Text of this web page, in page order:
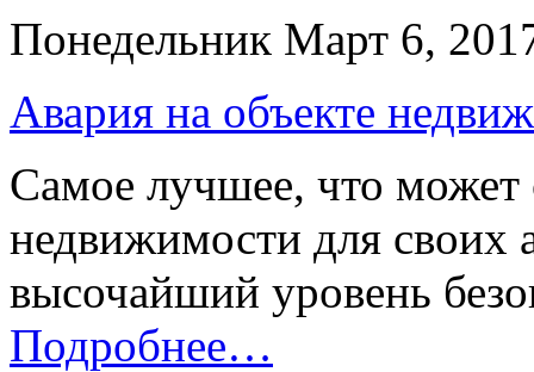
Понедельник Март 6,
Авария на объекте
Самое лучшее, что может
недвижимости для своих
высочайший уровень
Подробнее…